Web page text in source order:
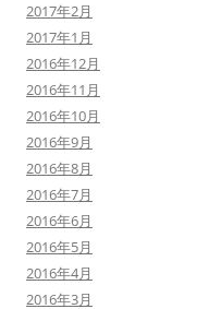
2017年2月
2017年1月
2016年12月
2016年11月
2016年10月
2016年9月
2016年8月
2016年7月
2016年6月
2016年5月
2016年4月
2016年3月